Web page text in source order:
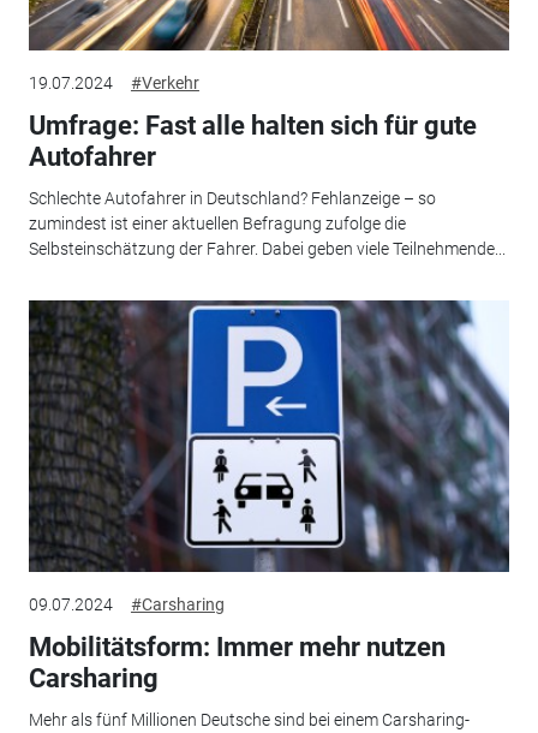
19.07.2024 #Verkehr
Umfrage: Fast alle halten sich für gute
Autofahrer
Schlechte Autofahrer in Deutschland? Fehlanzeige – so
zumindest ist einer aktuellen Befragung zufolge die
Selbsteinschätzung der Fahrer. Dabei geben viele Teilnehmende...
09.07.2024 #Carsharing
Mobilitätsform: Immer mehr nutzen
Carsharing
Mehr als fünf Millionen Deutsche sind bei einem Carsharing-